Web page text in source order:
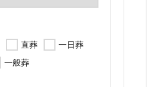
直葬
一日葬
一般葬